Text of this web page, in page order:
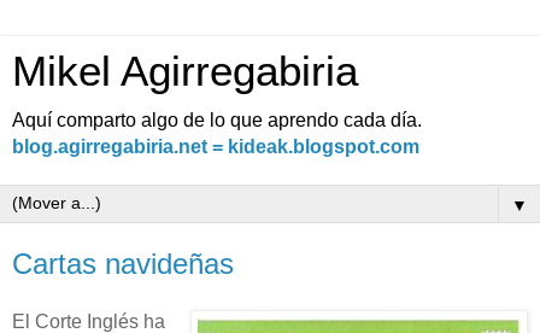
Mikel Agirregabiria
Aquí comparto algo de lo que aprendo cada día.
blog.agirregabiria.net = kideak.blogspot.com
▼
Cartas navideñas
El Corte Inglés ha